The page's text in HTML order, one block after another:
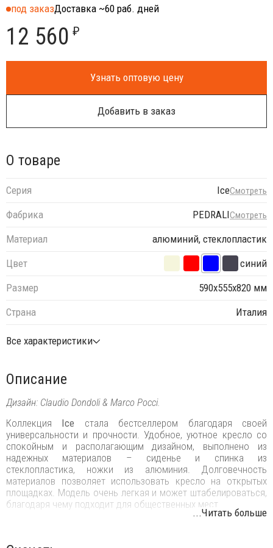
под заказДоставка ~60 раб. дней
12 560 ₽
Узнать оптовую цену
Добавить в заказ
О товаре
Серия IceСмотреть
Фабрика PEDRALIСмотреть
Материал
алюминий, стеклопластик
Цвет
синий
Размер
590х555х820 мм
Страна
Италия
Все характеристики
Описание
Дизайн: Claudio Dondoli & Marco Pocci.
Коллекция Ice стала бестселлером благодаря своей
универсальности и прочности. Удобное, уютное кресло со
спокойным и располагающим дизайном, выполнено из
надежных материалов – сиденье и спинка из
стеклопластика, ножки из алюминия. Долговечность
материалов позволяет использовать кресло на открытых
площадках. Модель очень легкая и может штабелироваться,
благодаря чему подходит для общественных мест.
Ножки выполнены из экструдированного трубчатого
...Читать больше